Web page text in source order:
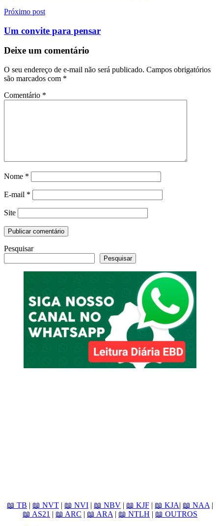
Próximo post
Um convite para pensar
Deixe um comentário
O seu endereço de e-mail não será publicado. Campos obrigatórios
são marcados com *
Comentário *
Nome *
E-mail *
Site
Pesquisar
Pesquisar
📖 TB | 📖 NVT | 📖 NVI | 📖 NBV | 📖 KJF | 📖 KJA| 📖 NAA |
📖 AS21 | 📖 ARC | 📖 ARA | 📖 NTLH | 📖 OUTROS